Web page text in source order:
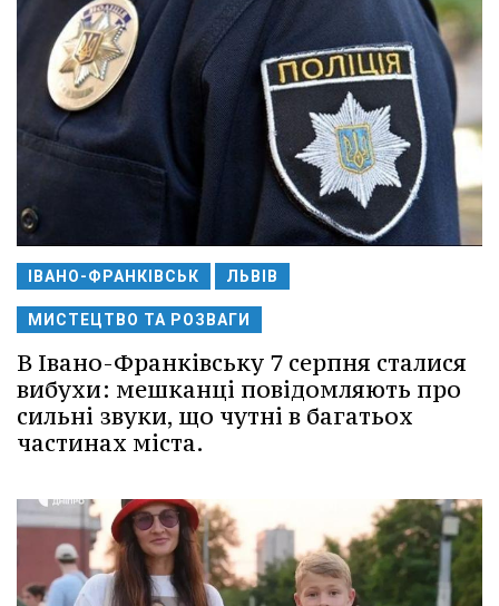
ІВАНО-ФРАНКІВСЬК ЛЬВІВ
МИСТЕЦТВО ТА РОЗВАГИ
В Івано-Франківську 7 серпня сталися
вибухи: мешканці повідомляють про
сильні звуки, що чутні в багатьох
частинах міста.